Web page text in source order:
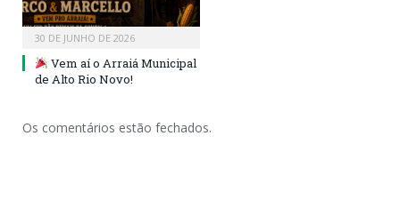
30 DE JUNHO DE 2026
Vem aí o Arraiá Municipal
de Alto Rio Novo!
Os comentários estão fechados.